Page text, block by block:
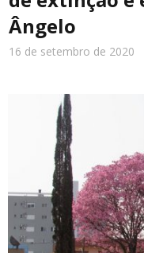
Ângelo
16 de setembro de 2020